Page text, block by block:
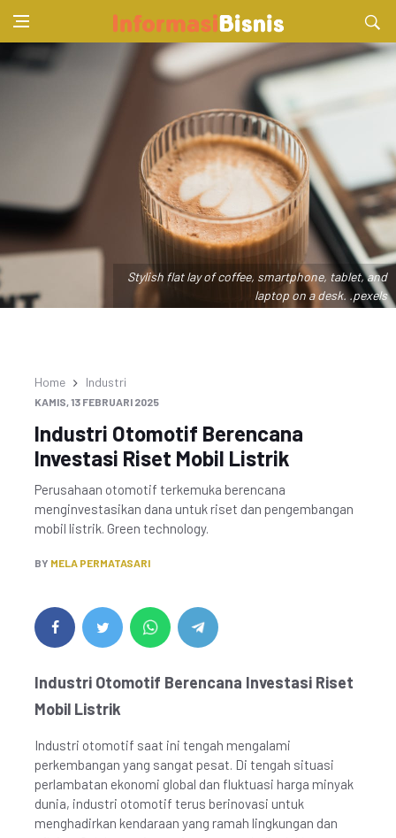
Stylish flat lay of coffee, smartphone, tablet, and
laptop on a desk. .pexels
Home Industri
KAMIS, 13 FEBRUARI 2025
Industri Otomotif Berencana
Investasi Riset Mobil Listrik
Perusahaan otomotif terkemuka berencana
menginvestasikan dana untuk riset dan pengembangan
mobil listrik. Green technology.
BY MELA PERMATASARI
Industri Otomotif Berencana Investasi Riset
Mobil Listrik
Industri otomotif saat ini tengah mengalami
perkembangan yang sangat pesat. Di tengah situasi
perlambatan ekonomi global dan fluktuasi harga minyak
dunia, industri otomotif terus berinovasi untuk
menghadirkan kendaraan yang ramah lingkungan dan